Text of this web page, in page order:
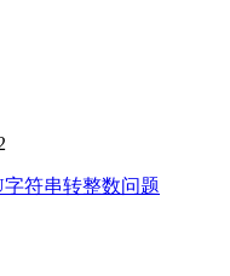
字符串转整数问题